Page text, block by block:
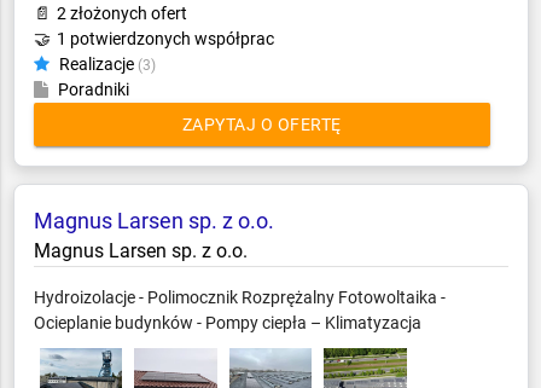
📄 2 złożonych ofert
🤝 1 potwierdzonych współprac
Realizacje (3)
Poradniki
ZAPYTAJ O OFERTĘ
Magnus Larsen sp. z o.o.
Magnus Larsen sp. z o.o.
Hydroizolacje - Polimocznik Rozprężalny Fotowoltaika -
Ocieplanie budynków - Pompy ciepła – Klimatyzacja